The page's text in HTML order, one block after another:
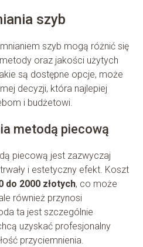
szyb
szyb mogą różnić się
oraz jakości użytych
są dostępne opcje, może
decyzji, która najlepiej
i budżetowi.
metodą piecową
piecową jest zazwyczaj
i estetyczny efekt. Koszt
do 2000 złotych, co może
również przynosi
ta jest szczególnie
uzyskać profesjonalny
przyciemnienia.